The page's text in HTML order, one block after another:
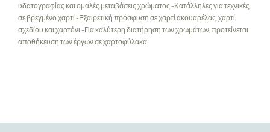
υδατογραφίας και ομαλές μεταβάσεις χρώματος -Κατάλληλες για τεχνικές
σε βρεγμένο χαρτί -Εξαιρετική πρόσφυση σε χαρτί ακουαρέλας, χαρτί
σχεδίου και χαρτόνι -Για καλύτερη διατήρηση των χρωμάτων, προτείνεται
αποθήκευση των έργων σε χαρτοφύλακα